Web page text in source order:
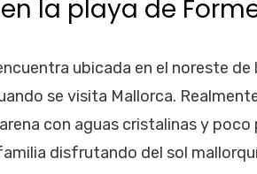
la playa de
ubicada en el noreste
se visita Mallorca.
con aguas cristalinas y
disfrutando del sol